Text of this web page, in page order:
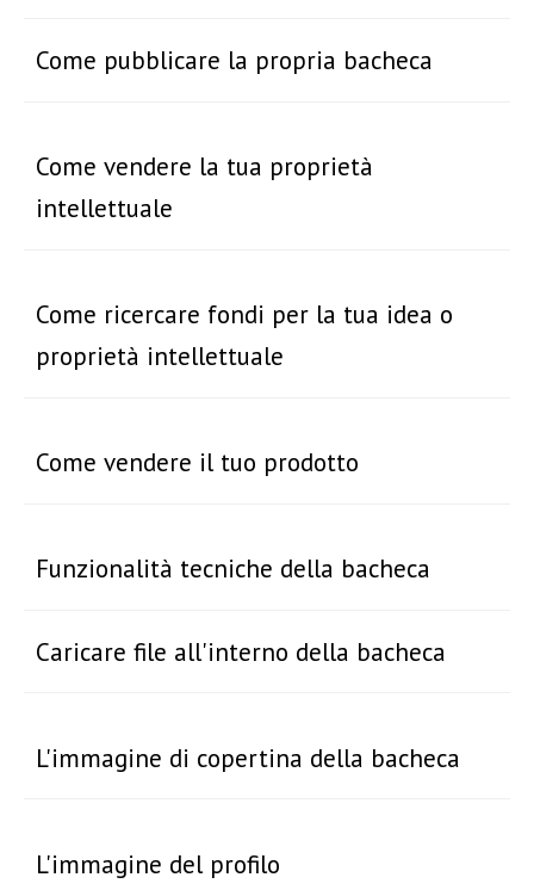
Come pubblicare la propria bacheca
Come vendere la tua proprietà
intellettuale
Come ricercare fondi per la tua idea o
proprietà intellettuale
Come vendere il tuo prodotto
Funzionalità tecniche della bacheca
Caricare file all'interno della bacheca
L'immagine di copertina della bacheca
L'immagine del profilo